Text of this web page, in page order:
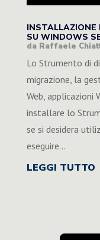
INSTALLAZIONE
SU WINDOWS
da Raffaele
Lo Strumento di
migrazione, la
Web, applicazioni
installare lo
se si desidera
eseguire...
LEGGI TUTTO